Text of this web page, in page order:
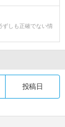
ずしも正確でない情
投稿日